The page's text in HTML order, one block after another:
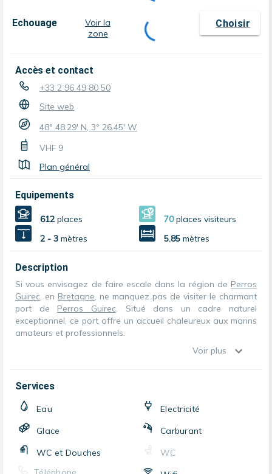
Echouage
Voir la
zone
Choisir
Accès et contact
+33 2 96 49 80 50
Site web
48° 48.29' N, 3° 26.45' W
VHF 9
Plan général
Equipements
612 places 70places visiteurs
2 - 3 mètres 5.85 mètres
Description
Si vous envisagez de faire escale dans la région de Perros
Guirec, en Bretagne, ne manquez pas de visiter le charmant
port de Perros Guirec. Situé dans un cadre naturel
exceptionnel, ce port offre un accueil chaleureux aux marins
amateurs et professionnels.
Voir plus
Services
Eau
Electricité
Glace
Carburant
WC et Douches
WC